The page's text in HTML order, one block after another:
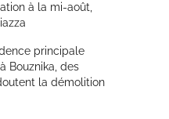
à la mi-août,
principale
Bouznika, des
la démolition